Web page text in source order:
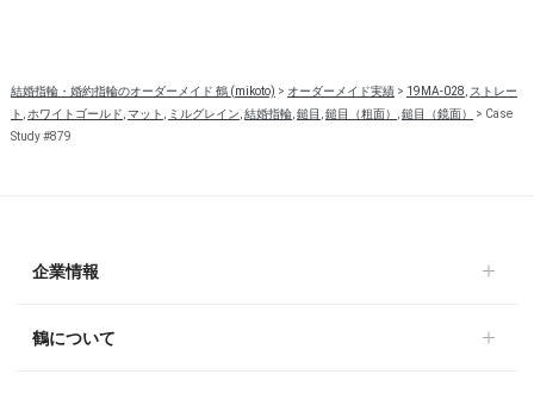
結婚指輪・婚約指輪のオーダーメイド 鶴 (mikoto) > オーダーメイド実績> 19MA-028 ストレー
ト
ホワイトゴールド マット ミルグレイン 結婚指輪, 鎚目 鎚目（粗面） 鎚目（鏡面） > Case
Study #879
企業情報
鶴について